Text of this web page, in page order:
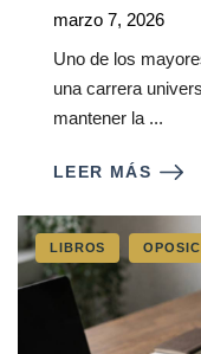
marzo 7, 2026
Uno de los
una carrera
mantener la ...
LEER MÁS
LIBROS